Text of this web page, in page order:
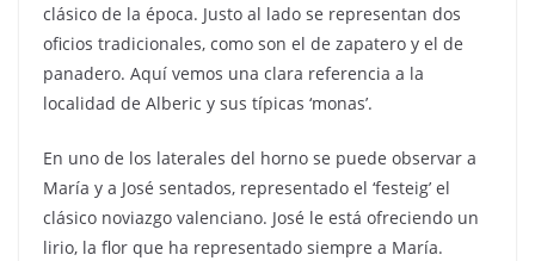
clásico de la época. Justo al lado se representan dos
oficios tradicionales, como son el de zapatero y el de
panadero. Aquí vemos una clara referencia a la
localidad de Alberic y sus típicas ‘monas’.
En uno de los laterales del horno se puede observar a
María y a José sentados, representado el ‘festeig’ el
clásico noviazgo valenciano. José le está ofreciendo un
lirio, la flor que ha representado siempre a María.